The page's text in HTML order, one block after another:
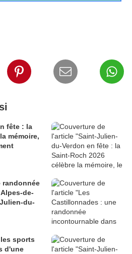
fête : la
mémoire,
randonnée
de-
du-
sports
d'une